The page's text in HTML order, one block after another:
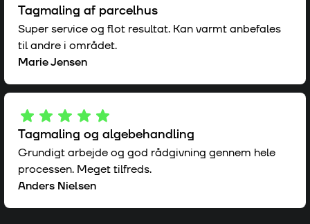
Tagmaling af parcelhus
Super service og flot resultat. Kan varmt anbefales
til andre i området.
Marie Jensen
Tagmaling og algebehandling
Grundigt arbejde og god rådgivning gennem hele
processen. Meget tilfreds.
Anders Nielsen